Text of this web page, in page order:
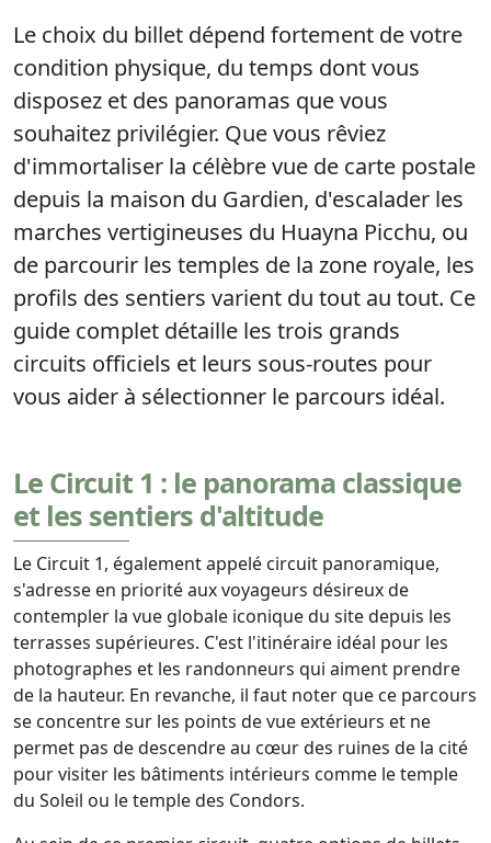
Le choix du billet dépend fortement de votre
condition physique, du temps dont vous
disposez et des panoramas que vous
souhaitez privilégier. Que vous rêviez
d'immortaliser la célèbre vue de carte postale
depuis la maison du Gardien, d'escalader les
marches vertigineuses du Huayna Picchu, ou
de parcourir les temples de la zone royale, les
profils des sentiers varient du tout au tout. Ce
guide complet détaille les trois grands
circuits officiels et leurs sous-routes pour
vous aider à sélectionner le parcours idéal.
Le Circuit 1 : le panorama classique
et les sentiers d'altitude
Le Circuit 1, également appelé circuit panoramique,
s'adresse en priorité aux voyageurs désireux de
contempler la vue globale iconique du site depuis les
terrasses supérieures. C'est l'itinéraire idéal pour les
photographes et les randonneurs qui aiment prendre
de la hauteur. En revanche, il faut noter que ce parcours
se concentre sur les points de vue extérieurs et ne
permet pas de descendre au cœur des ruines de la cité
pour visiter les bâtiments intérieurs comme le temple
du Soleil ou le temple des Condors.